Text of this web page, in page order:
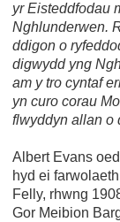
yr Eisteddfodau
Nghlunderwen.
ddigon o
digwydd yng
am y tro cyntaf
yn curo corau
flwyddyn allan o
Albert Evans
hyd ei
Felly, rhwng
Gor Meibion